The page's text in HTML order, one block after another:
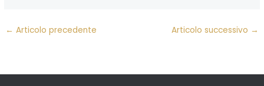
← Articolo precedente Articolo successivo →